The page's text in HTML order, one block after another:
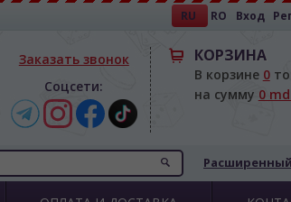
RU RO Вход
Заказать звонок
Соцсети:
КОРЗИНА
В корзине 0
на сумму 0